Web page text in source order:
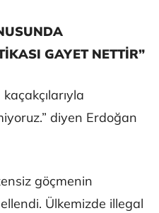
GAYET NETTİR”
diyen Erdoğan
göçmenin
Ülkemizde illegal